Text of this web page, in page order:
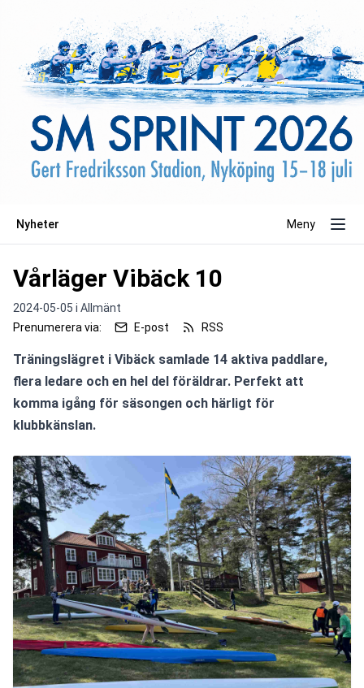
Nyheter Meny
Vårläger Vibäck 10
2024-05-05 i Allmänt
Prenumerera via:
E-post RSS
Träningslägret i Vibäck samlade 14 aktiva paddlare,
flera ledare och en hel del föräldrar. Perfekt att
komma igång för säsongen och härligt för
klubbkänslan.